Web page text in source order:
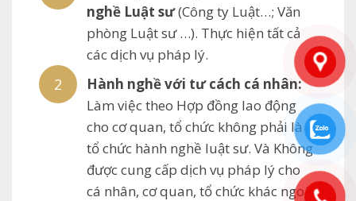
nghề Luật sư(Công ty Luật…; Văn
phòng Luật sư …). Thực hiện tất cả
các dịch vụ pháp lý.
Hành nghề với tư cách cá nhân:
Làm việc theo Hợp đồng lao động
cho cơ quan, tổ chức không phải là
tổ chức hành nghề luật sư. Và Không
được cung cấp dịch vụ pháp lý cho
cá nhân, cơ quan, tổ chức khác ngoài